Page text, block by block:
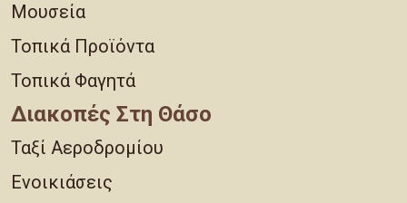
Μουσεία
Τοπικά Προϊόντα
Τοπικά Φαγητά
Διακοπές Στη Θάσο
Ταξί Αεροδρομίου
Ενοικιάσεις